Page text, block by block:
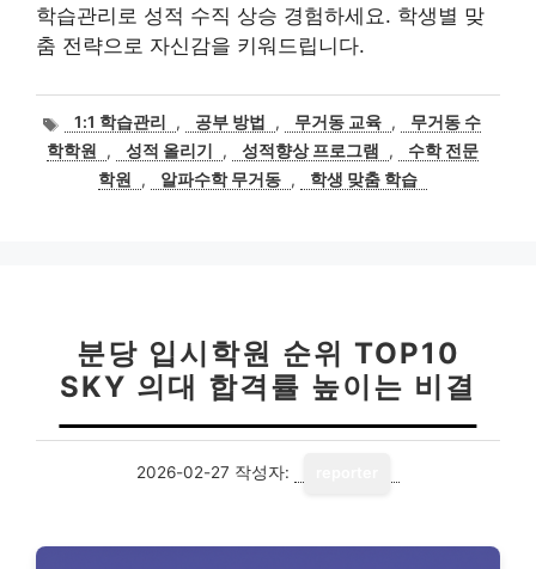
학습관리로 성적 수직 상승 경험하세요. 학생별 맞
춤 전략으로 자신감을 키워드립니다.
태
그
1:1 학습관리 , 공부 방법 , 무거동 교육 ,
무거동 수
학학원
, 성적 올리기 , 성적향상 프로그램 ,
수학 전문
학원
, 알파수학 무거동 , 학생 맞춤 학습
분당 입시학원 순위 TOP10
SKY 의대 합격률 높이는 비결
2026-02-27 작성자: